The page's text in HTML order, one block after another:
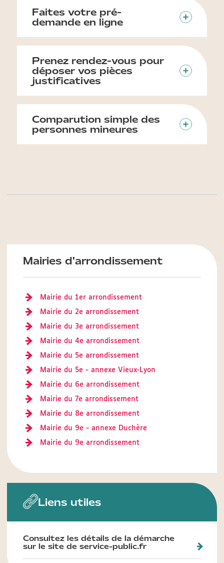
Faites votre pré-
demande en ligne
Prenez rendez-vous pour
déposer vos pièces
justificatives
Comparution simple des
personnes mineures
Mairies d'arrondissement
Mairie du 1er arrondissement
Mairie du 2e arrondissement
Mairie du 3e arrondissement
Mairie du 4e arrondissement
Mairie du 5e arrondissement
Mairie du 5e - annexe Vieux-Lyon
Mairie du 6e arrondissement
Mairie du 7e arrondissement
Mairie du 8e arrondissement
Mairie du 9e - annexe Duchère
Mairie du 9e arrondissement
Liens utiles
Consultez les détails de la démarche
sur le site de service-public.fr